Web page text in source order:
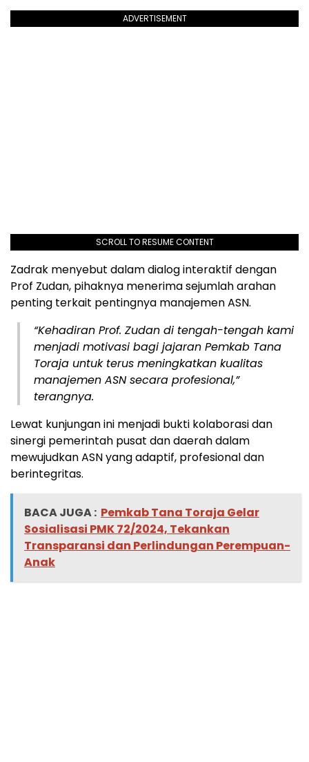
ADVERTISEMENT
SCROLL TO RESUME CONTENT
Zadrak menyebut dalam dialog interaktif dengan
Prof Zudan, pihaknya menerima sejumlah arahan
penting terkait pentingnya manajemen ASN.
“Kehadiran Prof. Zudan di tengah-tengah kami
menjadi motivasi bagi jajaran Pemkab Tana
Toraja untuk terus meningkatkan kualitas
manajemen ASN secara profesional,”
terangnya.
Lewat kunjungan ini menjadi bukti kolaborasi dan
sinergi pemerintah pusat dan daerah dalam
mewujudkan ASN yang adaptif, profesional dan
berintegritas.
BACA JUGA : Pemkab Tana Toraja Gelar
Sosialisasi PMK 72/2024, Tekankan
Transparansi dan Perlindungan Perempuan-
Anak